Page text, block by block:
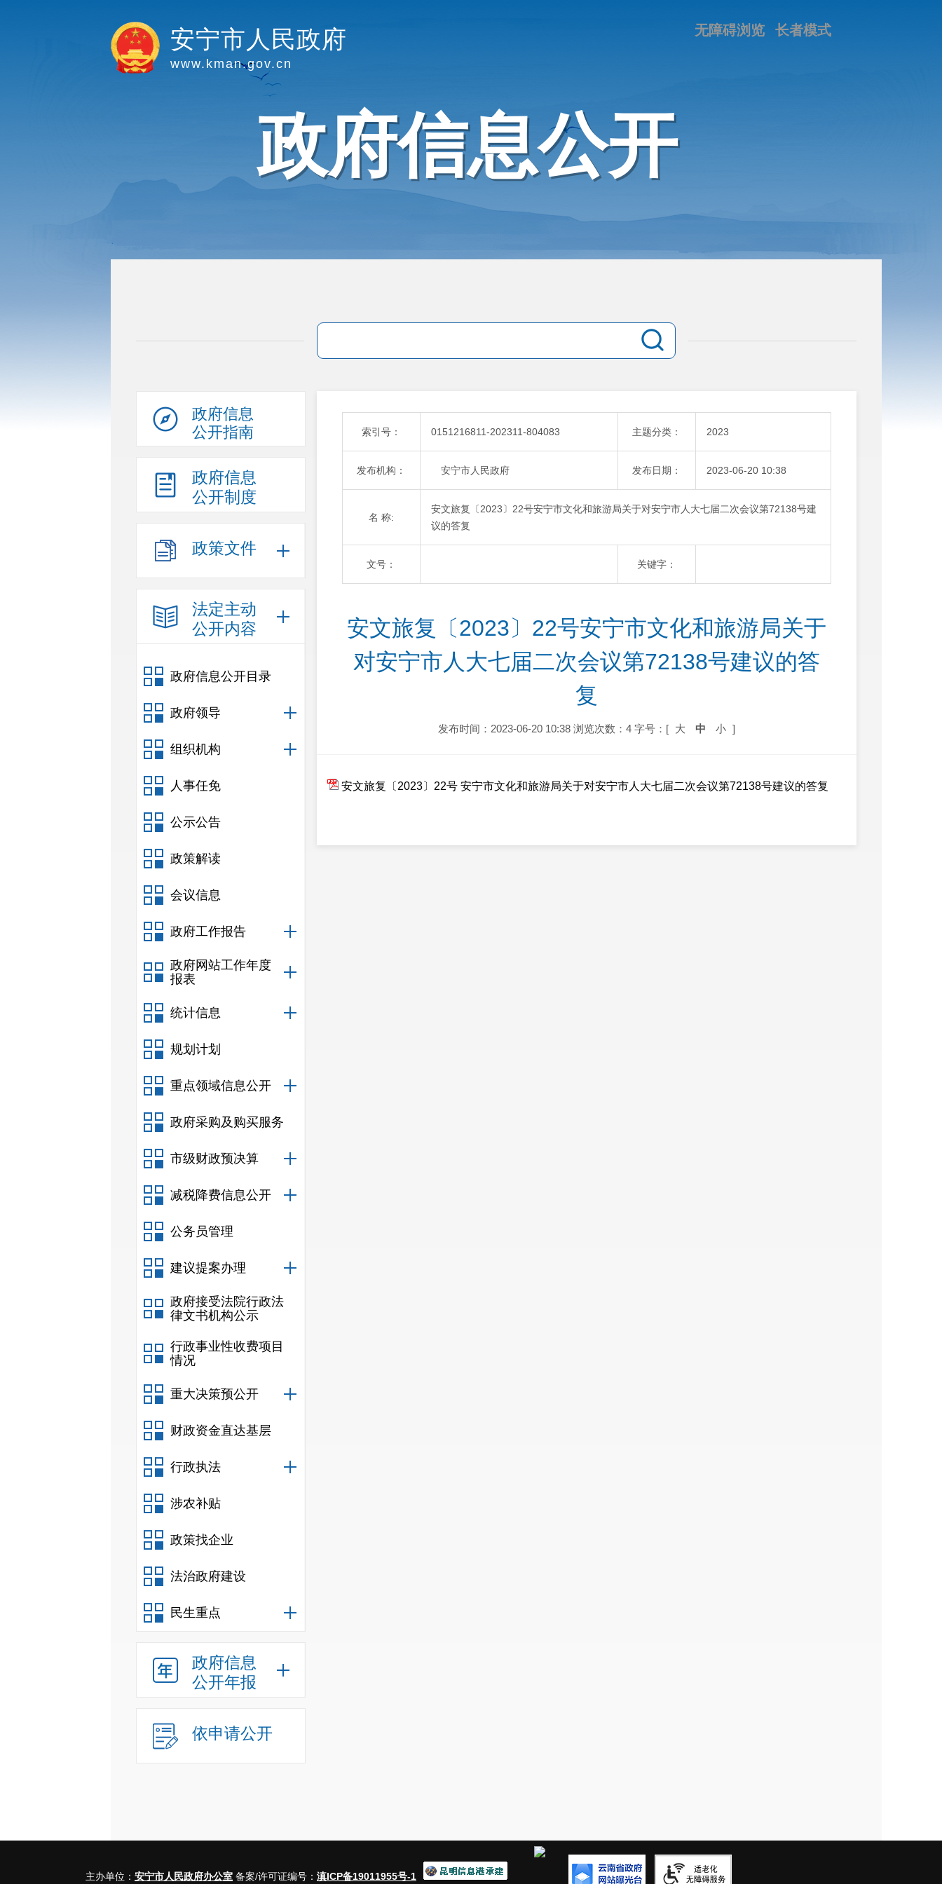
长者模式
无障碍浏览
安宁市人民政府
www.kman.gov.cn
政府信息公开
政府信息
公开指南
政府信息
公开制度
政策文件
法定主动
公开内容
政府信息公开目录
政府领导
组织机构
人事任免
公示公告
政策解读
会议信息
政府工作报告
政府网站工作年度
报表
统计信息
规划计划
重点领域信息公开
政府采购及购买服务
市级财政预决算
减税降费信息公开
公务员管理
建议提案办理
政府接受法院行政法
律文书机构公示
行政事业性收费项目
情况
重大决策预公开
财政资金直达基层
行政执法
涉农补贴
政策找企业
法治政府建设
民生重点
政府信息
公开年报
依申请公开
索引号： 0151216811-202311-804083 主题分类： 2023
发布机构： 安宁市人民政府 发布日期： 2023-06-20 10:38
名 称:
安文旅复〔2023〕22号安宁市文化和旅游局关于对安宁市人大七届二次会议第72138号建
议的答复
文号： 关键字：
安文旅复〔2023〕22号安宁市文化和旅游局关于
对安宁市人大七届二次会议第72138号建议的答
复
发布时间：2023-06-20 10:38 浏览次数：4 字号：[ 大 中 小 ]
安文旅复〔2023〕22号 安宁市文化和旅游局关于对安宁市人大七届二次会议第72138号建议的答复
主办单位： 安宁市人民政府办公室 备案/许可证编号： 滇ICP备19011955号-1